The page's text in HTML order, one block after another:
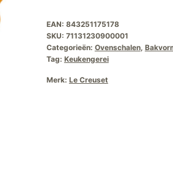
Hoog-
Oranjerood-
23cm
aantal
EAN: 843251175178
SKU: 71131230900001
Categorieën: Ovenschalen,
Tag: Keukengerei
Merk: Le Creuset